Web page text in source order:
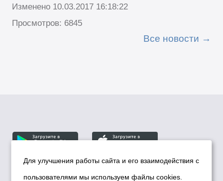
Изменено 10.03.2017 16:18:22
Просмотров: 6845
Все новости
Для улучшения работы сайта и его взаимодействия с
пользователями мы используем файлы cookies.